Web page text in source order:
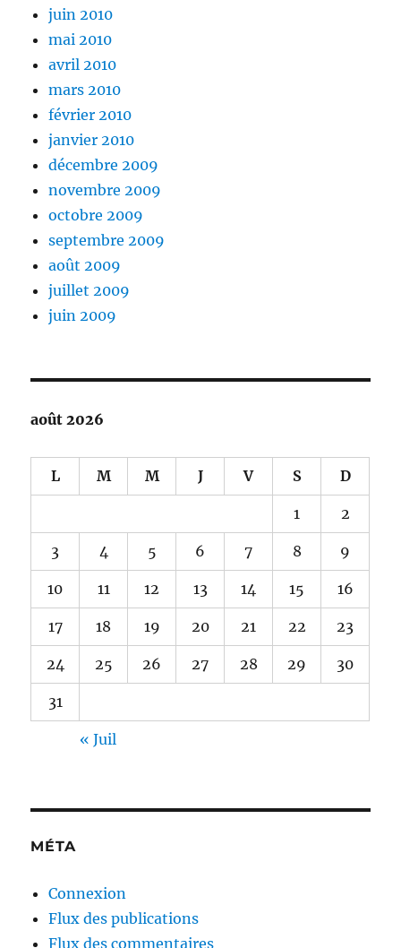
juin 2010
mai 2010
avril 2010
mars 2010
février 2010
janvier 2010
décembre 2009
novembre 2009
octobre 2009
septembre 2009
août 2009
juillet 2009
juin 2009
août 2026
L M M J V S D
1 2
3 4 5 6 7 8 9
10 11 12 13 14 15 16
17 18 19 20 21 22 23
24 25 26 27 28 29 30
31
« Juil
MÉTA
Connexion
Flux des publications
Flux des commentaires